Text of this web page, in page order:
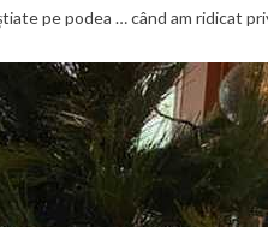
pe podea … când am ridicat